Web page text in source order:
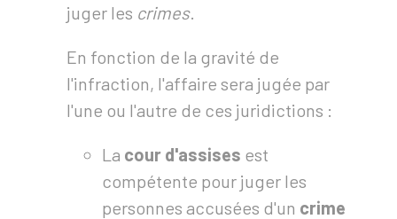
juger les crimes.
En fonction de la gravité de
l'infraction, l'affaire sera jugée par
l'une ou l'autre de ces juridictions :
La cour d'assises est
compétente pour juger les
personnes accusées d'un crime